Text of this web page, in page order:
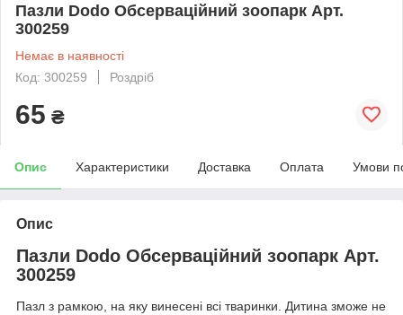
Пазли Dodo Обсерваційний зоопарк Арт.
300259
Немає в наявності
Код: 300259
Роздріб
65 ₴
Опис Характеристики Доставка Оплата Умови
Опис
Пазли Dodo Обсерваційний зоопарк Арт.
300259
Пазл з рамкою, на яку винесені всі тваринки. Дитина зможе не